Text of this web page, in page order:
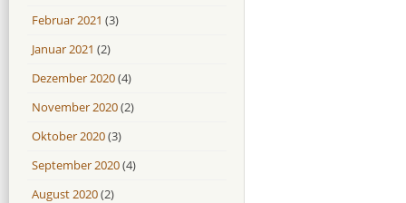
Februar 2021 (3)
Januar 2021 (2)
Dezember 2020(4)
November 2020(2)
Oktober 2020(3)
September 2020(4)
August 2020(2)